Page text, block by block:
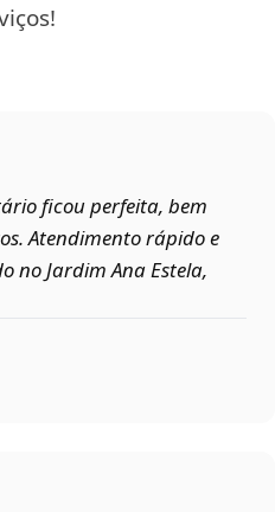
ficou perfeita, bem
Atendimento rápido e
no Jardim Ana Estela,